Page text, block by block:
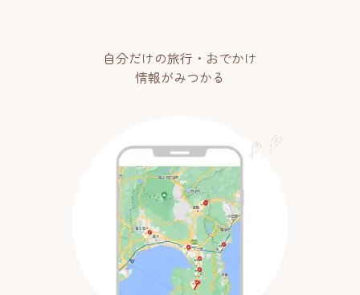
自分だけの旅行・おでかけ
情報がみつかる